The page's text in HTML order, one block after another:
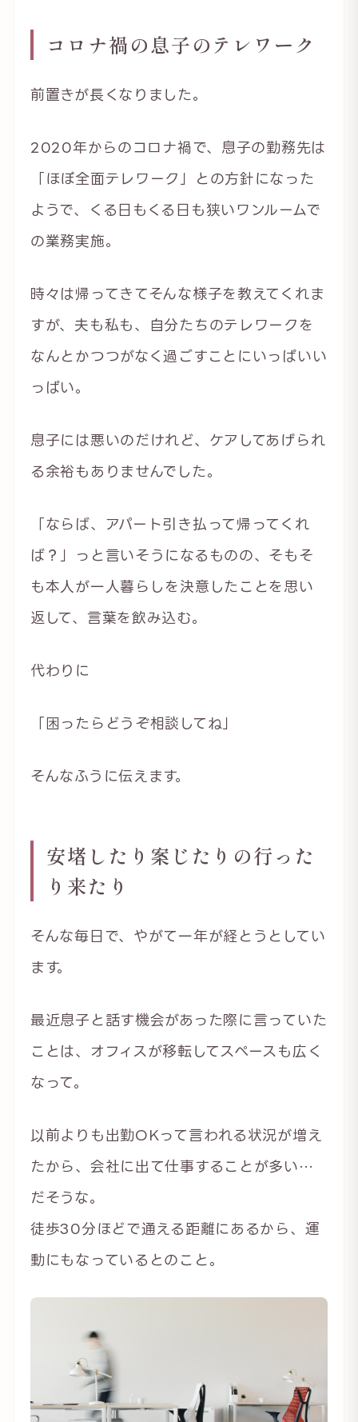
コロナ禍の息子のテレワーク
前置きが長くなりました。
2020年からのコロナ禍で、息子の勤務先は
「ほぼ全面テレワーク」との方針になった
ようで、くる日もくる日も狭いワンルームで
の業務実施。
時々は帰ってきてそんな様子を教えてくれま
すが、夫も私も、自分たちのテレワークを
なんとかつつがなく過ごすことにいっぱいい
っぱい。
息子には悪いのだけれど、ケアしてあげられ
る余裕もありませんでした。
「ならば、アパート引き払って帰ってくれ
ば？」っと言いそうになるものの、そもそ
も本人が一人暮らしを決意したことを思い
返して、言葉を飲み込む。
代わりに
「困ったらどうぞ相談してね」
そんなふうに伝えます。
安堵したり案じたりの行った
り来たり
そんな毎日で、やがて一年が経とうとしてい
ます。
最近息子と話す機会があった際に言っていた
ことは、オフィスが移転してスペースも広く
なって。
以前よりも出勤OKって言われる状況が増え
たから、会社に出て仕事することが多い…
だそうな。
徒歩30分ほどで通える距離にあるから、運
動にもなっているとのこと。